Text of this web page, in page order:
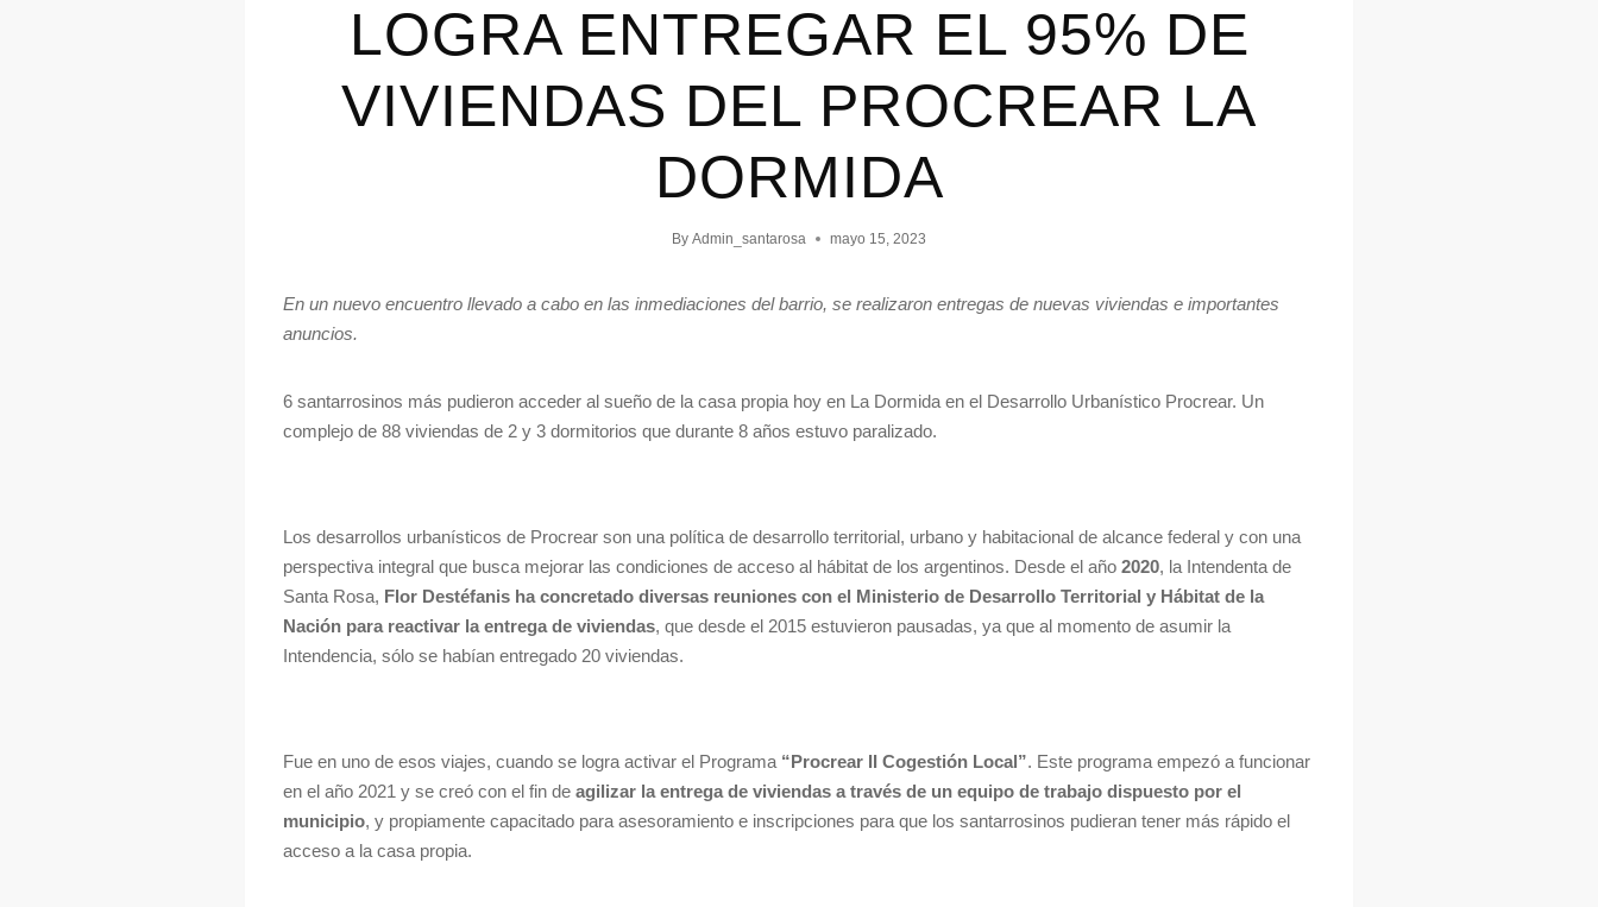
LOGRA ENTREGAR EL 95% DE
VIVIENDAS DEL PROCREAR LA
DORMIDA
By Admin_santarosa mayo 15, 2023
En un nuevo encuentro llevado a cabo en las inmediaciones del barrio, se realizaron entregas de nuevas viviendas e importantes
anuncios.
6 santarrosinos más pudieron acceder al sueño de la casa propia hoy en La Dormida en el Desarrollo Urbanístico Procrear. Un
complejo de 88 viviendas de 2 y 3 dormitorios que durante 8 años estuvo paralizado.
Los desarrollos urbanísticos de Procrear son una política de desarrollo territorial, urbano y habitacional de alcance federal y con una
perspectiva integral que busca mejorar las condiciones de acceso al hábitat de los argentinos. Desde el año 2020, la Intendenta de
Santa Rosa, Flor Destéfanis ha concretado diversas reuniones con el Ministerio de Desarrollo Territorial y Hábitat de la
Nación para reactivar la entrega de viviendas, que desde el 2015 estuvieron pausadas, ya que al momento de asumir la
Intendencia, sólo se habían entregado 20 viviendas.
Fue en uno de esos viajes, cuando se logra activar el Programa “Procrear II Cogestión Local”. Este programa empezó a funcionar
en el año 2021 y se creó con el fin de agilizar la entrega de viviendas a través de un equipo de trabajo dispuesto por el
municipio, y propiamente capacitado para asesoramiento e inscripciones para que los santarrosinos pudieran tener más rápido el
acceso a la casa propia.